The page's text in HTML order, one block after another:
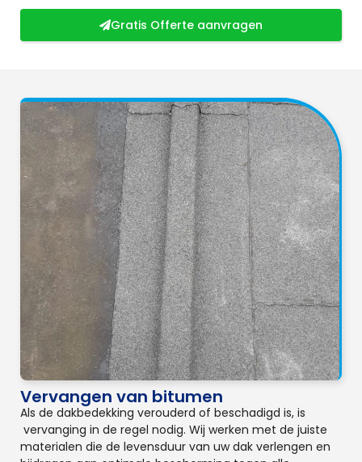
Gratis Offerte aanvragen
Vervangen van bitumen
Als de dakbedekking verouderd of beschadigd is, is
vervanging in de regel nodig. Wij werken met de juiste
materialen die de levensduur van uw dak verlengen en